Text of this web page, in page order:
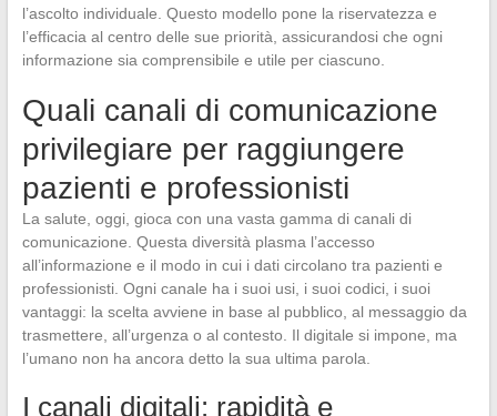
l’ascolto individuale. Questo modello pone la riservatezza e
l’efficacia al centro delle sue priorità, assicurandosi che ogni
informazione sia comprensibile e utile per ciascuno.
Quali canali di comunicazione
privilegiare per raggiungere
pazienti e professionisti
La salute, oggi, gioca con una vasta gamma di canali di
comunicazione. Questa diversità plasma l’accesso
all’informazione e il modo in cui i dati circolano tra pazienti e
professionisti. Ogni canale ha i suoi usi, i suoi codici, i suoi
vantaggi: la scelta avviene in base al pubblico, al messaggio da
trasmettere, all’urgenza o al contesto. Il digitale si impone, ma
l’umano non ha ancora detto la sua ultima parola.
I canali digitali: rapidità e